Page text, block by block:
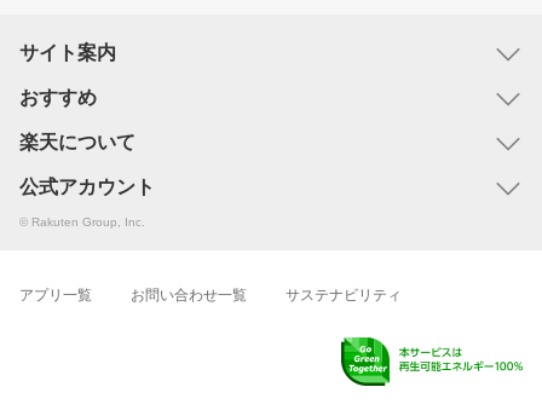
サイト案内
おすすめ
楽天について
公式アカウント
© Rakuten Group, Inc.
アプリ一覧 お問い合わせ一覧 サステナビリティ